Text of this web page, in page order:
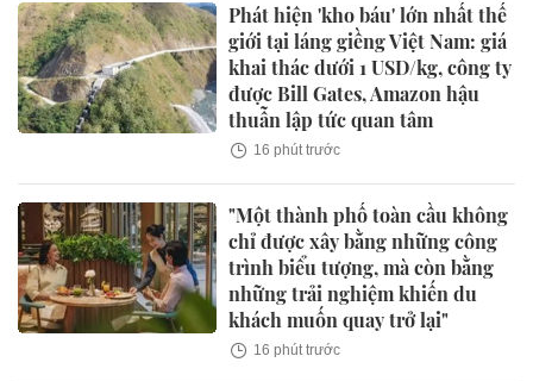
Phát hiện 'kho báu' lớn nhất thế
giới tại láng giềng Việt Nam: giá
khai thác dưới 1 USD/kg, công ty
được Bill Gates, Amazon hậu
thuẫn lập tức quan tâm
16 phút trước
"Một thành phố toàn cầu không
chỉ được xây bằng những công
trình biểu tượng, mà còn bằng
những trải nghiệm khiến du
khách muốn quay trở lại"
16 phút trước